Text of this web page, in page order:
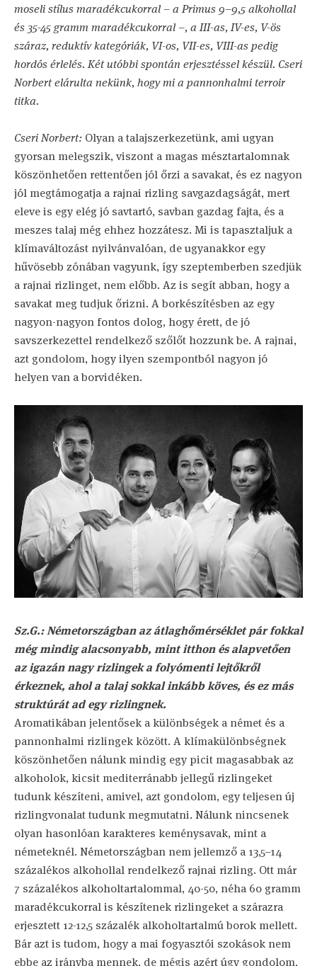
moseli stílus maradékcukorral – a Primus 9–9,5 alkohollal
és 35-45 gramm maradékcukorral –, a III-as, IV-es, V-ös
száraz, reduktív kategóriák, VI-os, VII-es, VIII-as pedig
hordós érlelés. Két utóbbi spontán erjesztéssel készül. Cseri
Norbert elárulta nekünk, hogy mi a pannonhalmi terroir
titka.
Cseri Norbert: Olyan a talajszerkezetünk, ami ugyan
gyorsan melegszik, viszont a magas mésztartalomnak
köszönhetően rettentően jól őrzi a savakat, és ez nagyon
jól megtámogatja a rajnai rizling savgazdagságát, mert
eleve is egy elég jó savtartó, savban gazdag fajta, és a
meszes talaj még ehhez hozzátesz. Mi is tapasztaljuk a
klímaváltozást nyilvánvalóan, de ugyanakkor egy
hűvösebb zónában vagyunk, így szeptemberben szedjük
a rajnai rizlinget, nem előbb. Az is segít abban, hogy a
savakat meg tudjuk őrizni. A borkészítésben az egy
nagyon-nagyon fontos dolog, hogy érett, de jó
savszerkezettel rendelkező szőlőt hozzunk be. A rajnai,
azt gondolom, hogy ilyen szempontból nagyon jó
helyen van a borvidéken.
Sz.G.: Németországban az átlaghőmérséklet pár fokkal
még mindig alacsonyabb, mint itthon és alapvetően
az igazán nagy rizlingek a folyómenti lejtőkről
érkeznek, ahol a talaj sokkal inkább köves, és ez más
struktúrát ad egy rizlingnek.
Aromatikában jelentősek a különbségek a német és a
pannonhalmi rizlingek között. A klímakülönbségnek
köszönhetően nálunk mindig egy picit magasabbak az
alkoholok, kicsit mediterránabb jellegű rizlingeket
tudunk készíteni, amivel, azt gondolom, egy teljesen új
rizlingvonalat tudunk megmutatni. Nálunk nincsenek
olyan hasonlóan karakteres keménysavak, mint a
németeknél. Németországban nem jellemző a 13,5–14
százalékos alkohollal rendelkező rajnai rizling. Ott már
7 százalékos alkoholtartalommal, 40-50, néha 60 gramm
maradékcukorral is készítenek rizlingeket a szárazra
erjesztett 12-12,5 százalék alkoholtartalmú borok mellett.
Bár azt is tudom, hogy a mai fogyasztói szokások nem
ebbe az irányba mennek, de mégis azért úgy gondolom,